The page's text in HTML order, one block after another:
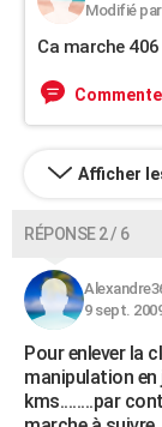
Modifié par
Ca marche
Afficher
RÉPONSE 2 / 6
9 sept.
Pour enlever la
manipulation
kms........par